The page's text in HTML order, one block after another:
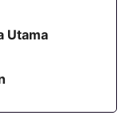
Utama